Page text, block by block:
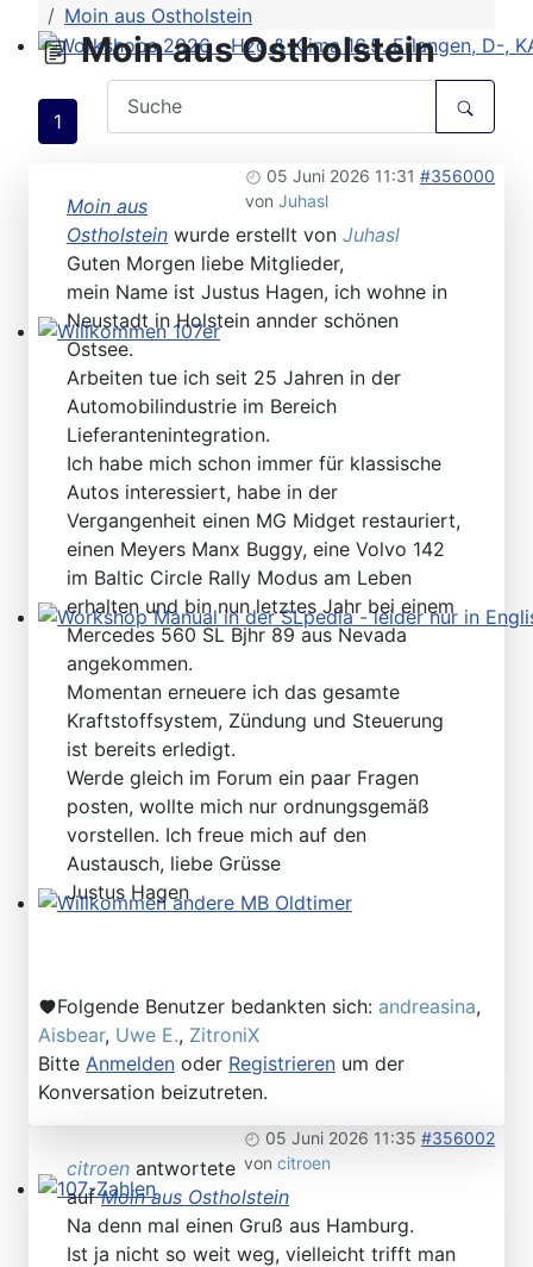
Willkommen 107er
Workshop Manual in der SLpedia - leider nur in
107-Zahlen
Moin aus Ostholstein
Moin aus Ostholstein
1
05 Juni 2026 11:31 #356000
von Juhasl
Moin aus
Ostholstein wurde erstellt von Juhasl
Guten Morgen liebe Mitglieder,
mein Name ist Justus Hagen, ich wohne in
Neustadt in Holstein annder schönen
Ostsee.
Arbeiten tue ich seit 25 Jahren in der
Automobilindustrie im Bereich
Lieferantenintegration.
Ich habe mich schon immer für klassische
Autos interessiert, habe in der
Vergangenheit einen MG Midget restauriert,
einen Meyers Manx Buggy, eine Volvo 142
im Baltic Circle Rally Modus am Leben
erhalten und bin nun letztes Jahr bei einem
Mercedes 560 SL Bjhr 89 aus Nevada
angekommen.
Momentan erneuere ich das gesamte
Kraftstoffsystem, Zündung und Steuerung
ist bereits erledigt.
Werde gleich im Forum ein paar Fragen
posten, wollte mich nur ordnungsgemäß
vorstellen. Ich freue mich auf den
Austausch, liebe Grüsse
Justus Hagen
Folgende Benutzer bedankten sich: andreasina,
Aisbear, Uwe E., ZitroniX
Bitte Anmelden oder Registrieren um der
Konversation beizutreten.
05 Juni 2026 11:35 #356002
von citroen
citroen antwortete
aufMoin aus Ostholstein
Na denn mal einen Gruß aus Hamburg.
Ist ja nicht so weit weg, vielleicht trifft man